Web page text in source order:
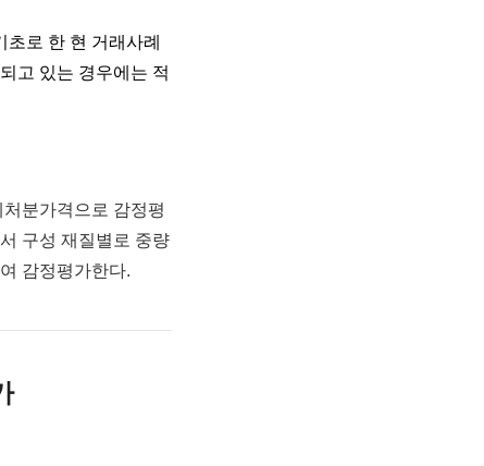
로 한 현 거래사례
고 있는 경우에는 적
분가격으로 감정평
구성 재질별로 중량
감정평가한다.